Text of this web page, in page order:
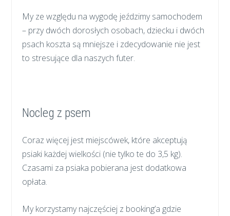
My ze względu na wygodę jeździmy samochodem
– przy dwóch dorosłych osobach, dziecku i dwóch
psach koszta są mniejsze i zdecydowanie nie jest
to stresujące dla naszych futer.
Nocleg z psem
Coraz więcej jest miejscówek, które akceptują
psiaki każdej wielkości (nie tylko te do 3,5 kg).
Czasami za psiaka pobierana jest dodatkowa
opłata.
My korzystamy najczęściej z booking’a gdzie